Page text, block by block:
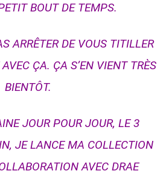
BOUT DE TEMPS.
ARRÊTER DE VOUS TITILLER
ÇA. ÇA S’EN VIENT TRÈS
BIENTÔT.
JOUR POUR JOUR, LE 3
JE LANCE MA COLLECTION
AVEC DRAE